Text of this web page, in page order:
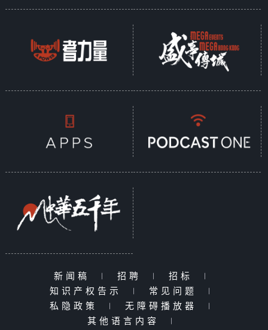
新闻稿 | 招聘 | 招标
|
知识产权告示
| 常见问题
|
私隐政策
| 无障碍播放器
|
其他语言内容
|